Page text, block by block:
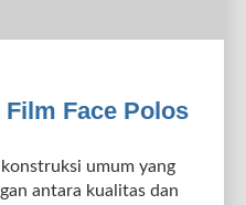
Face Polos
umum yang
antara kualitas dan